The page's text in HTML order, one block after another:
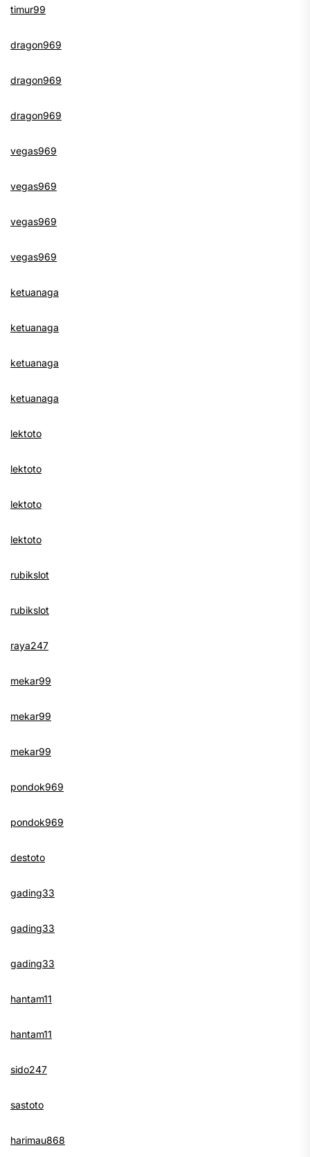
timur99
dragon969
dragon969
dragon969
vegas969
vegas969
vegas969
vegas969
ketuanaga
ketuanaga
ketuanaga
ketuanaga
lektoto
lektoto
lektoto
lektoto
rubikslot
rubikslot
raya247
mekar99
mekar99
mekar99
pondok969
pondok969
destoto
gading33
gading33
gading33
hantam11
hantam11
sido247
sastoto
harimau868